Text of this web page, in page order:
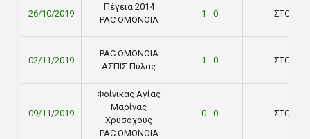
26/10/2019
Πέγεια 2014
PAC ΟΜΟΝΟΙΑ
1 - 0 ΣΤΟΚ
02/11/2019
PAC ΟΜΟΝΟΙΑ
ΑΣΠΙΣ Πύλας
1 - 0 ΣΤΟΚ
09/11/2019
Φοίνικας Αγίας
Μαρίνας
Χρυσοχούς
PAC ΟΜΟΝΟΙΑ
0 - 0 ΣΤΟΚ